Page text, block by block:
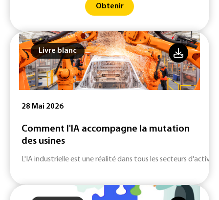
Obtenir
Livre blanc
28 Mai 2026
Comment l'IA accompagne la mutation
des usines
L'IA industrielle est une réalité dans tous les secteurs